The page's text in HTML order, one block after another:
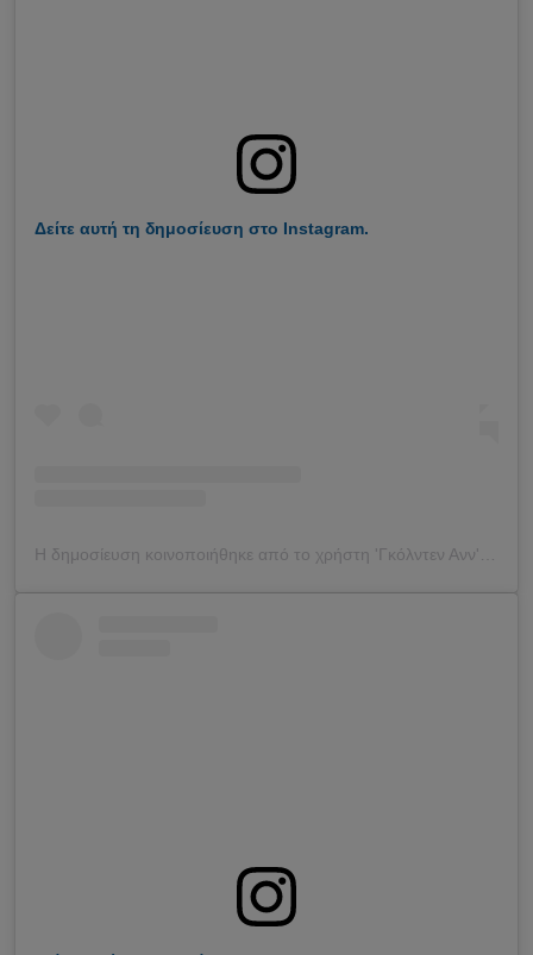
Δείτε αυτή τη δημοσίευση στο Instagram.
Η δημοσίευση κοινοποιήθηκε από το χρήστη 'Γκόλντεν Ανν' (@goldenan_)